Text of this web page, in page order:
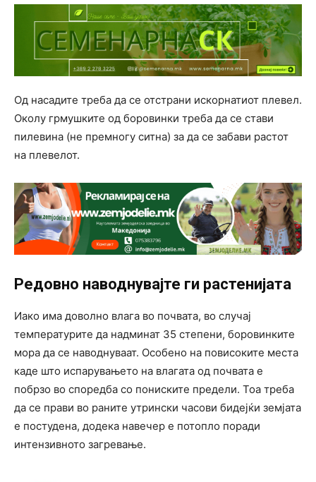
Од насадите треба да се отстрани искорнатиот плевел.
Околу грмушките од боровинки треба да се стави
пилевина (не премногу ситна) за да се забави растот
на плевелот.
Редовно наводнувајте ги растенијата
Иако има доволно влага во почвата, во случај
температурите да надминат 35 степени, боровинките
мора да се наводнуваат. Особено на повисоките места
каде што испарувањето на влагата од почвата е
побрзо во споредба со пониските предели. Тоа треба
да се прави во раните утрински часови бидејќи земјата
е постудена, додека навечер е потопло поради
интензивното загревање.